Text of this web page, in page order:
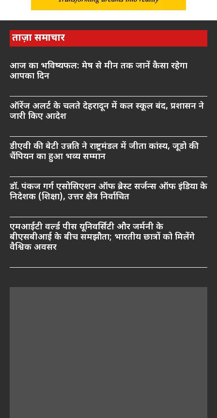
ताज़ा समाचार
आज का भविष्यफल: मेष से मीन तक जानें कैसा रहेगा
आपका दिन
ऑरेंज अलर्ट के चलते देहरादून में कल स्कूल बंद, प्रशासन ने
जारी किए आदेश
डीएवी की बेटी उन्नति ने राष्ट्रमंडल में जीता कांस्य, जूडो की
चैंपियन का हुआ भव्य सम्मान
डॉ. पंकज गर्ग एसोसिएशन ऑफ ब्रेस्ट सर्जन्स ऑफ इंडिया के
निदेशक (शिक्षा), उत्तर क्षेत्र निर्वाचित
एमआईटी वर्ल्ड पीस यूनिवर्सिटी और जर्मनी के
बीएसबीआई के बीच समझौता; भारतीय छात्रों को मिलेंगे
वैश्विक अवसर